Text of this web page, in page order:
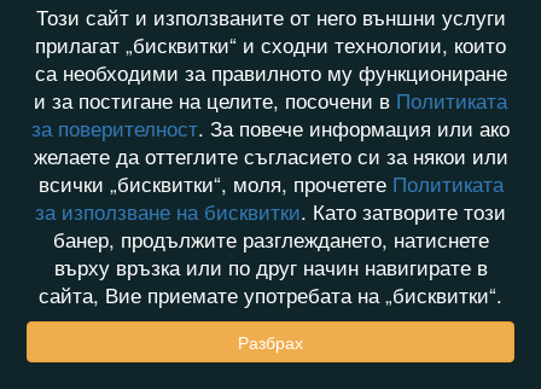
Този сайт и използваните от него външни услуги
прилагат „бисквитки“ и сходни технологии, които
са необходими за правилното му функциониране
и за постигане на целите, посочени в Политиката
за поверителност. За повече информация или ако
желаете да оттеглите съгласието си за някои или
всички „бисквитки“, моля, прочетете Политиката
за използване на бисквитки. Като затворите този
банер, продължите разглеждането, натиснете
върху връзка или по друг начин навигирате в
сайта, Вие приемате употребата на „бисквитки“.
Разбрах